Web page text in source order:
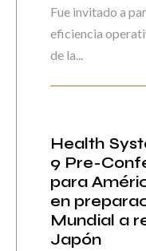
Fue invitado a
eficiencia
de la...
Health
9 Pre-
para
en
Mundial a
Japón